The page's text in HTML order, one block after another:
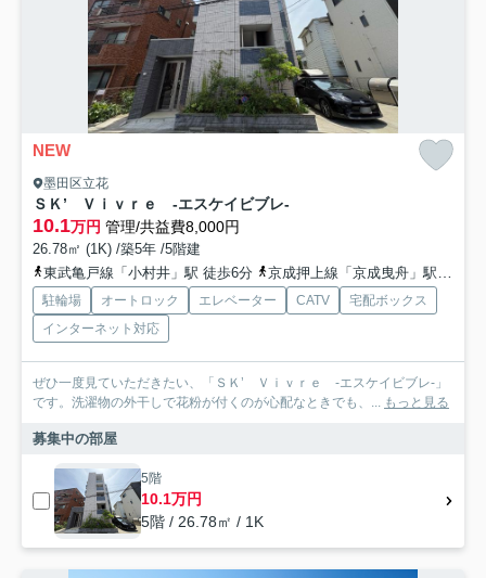
NEW
墨田区立花
ＳＫ’ Ｖｉｖｒｅ -エスケイビブレ-
10.1万円 管理/共益費8,000円
26.78㎡ (1K) /築5年 /5階建
東武亀戸線「小村井」駅 徒歩6分
京成押上線「京成曳舟」駅 徒歩14分
駐輪場 オートロック エレベーター CATV
宅配ボックス
インターネット対応
ぜひ一度見ていただきたい、「ＳＫ’ Ｖｉｖｒｅ -エスケイビブレ-」
です。洗濯物の外干しで花粉が付くのが心配なときでも、... もっと見る
募集中の部屋
5階
10.1万円
5階 / 26.78㎡ / 1K